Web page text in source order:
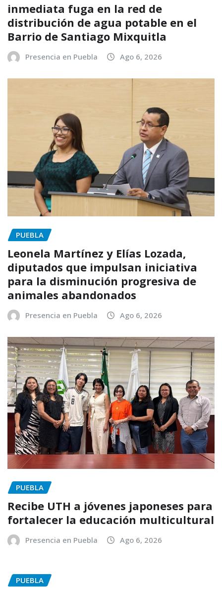
inmediata fuga en la red de
distribución de agua potable en el
Barrio de Santiago Mixquitla
Presencia en Puebla Ago 6, 2026
PUEBLA
Leonela Martínez y Elías Lozada,
diputados que impulsan iniciativa
para la disminución progresiva de
animales abandonados
Presencia en Puebla Ago 6, 2026
PUEBLA
Recibe UTH a jóvenes japoneses para
fortalecer la educación multicultural
Presencia en Puebla Ago 6, 2026
PUEBLA